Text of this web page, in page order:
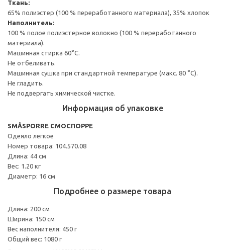
Ткань:
65% полиэстер (100 % переработанного материала), 35% хлопок
Наполнитель:
100 % полое полиэстерное волокно (100 % переработанного
материала).
Машинная стирка 60°С.
Не отбеливать.
Машинная сушка при стандартной температуре (макс. 80 °C).
Не гладить.
Не подвергать химической чистке.
Информация об упаковке
SMÅSPORRE СМОСПОРРЕ
Одеяло легкое
Номер товара: 104.570.08
Длина: 44 см
Вес: 1.20 кг
Диаметр: 16 см
Подробнее о размере товара
Длина: 200 см
Ширина: 150 см
Вес наполнителя: 450 г
Общий вес: 1080 г